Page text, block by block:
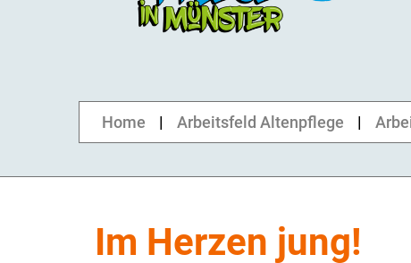
Home Arbeitsfeld Altenpflege
Im Herzen jung!